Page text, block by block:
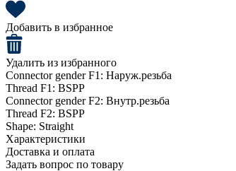
Добавить в избранное
Удалить из избранного
Connector gender F1: Наруж.резьба
Thread F1: BSPP
Connector gender F2: Внутр.резьба
Thread F2: BSPP
Shape: Straight
Характеристики
Доставка и оплата
Задать вопрос по товару